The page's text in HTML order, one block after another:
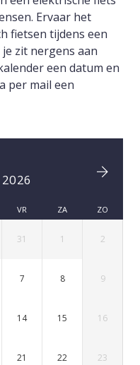
Ervaar het
fietsen tijdens een
zit nergens aan
een datum en
per mail een
VR ZA ZO
31 1 2
7 8 9
14 15 16
21 22 23